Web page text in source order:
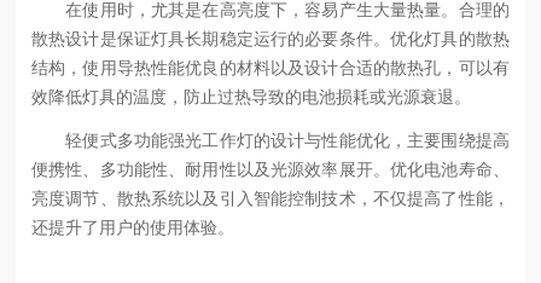
在使用时，尤其是在高亮度下，容易产生大量热量。合理的
散热设计是保证灯具长期稳定运行的必要条件。优化灯具的散热
结构，使用导热性能优良的材料以及设计合适的散热孔，可以有
效降低灯具的温度，防止过热导致的电池损耗或光源衰退。
轻便式多功能强光工作灯的设计与性能优化，主要围绕提高
便携性、多功能性、耐用性以及光源效率展开。优化电池寿命、
亮度调节、散热系统以及引入智能控制技术，不仅提高了性能，
还提升了用户的使用体验。